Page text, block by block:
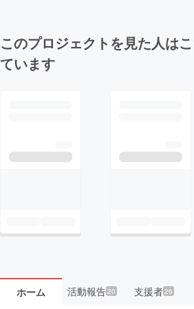
このプロジェクトを見た人は
ています
ホーム 活動報告20 支援者26